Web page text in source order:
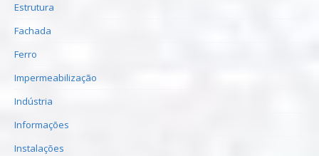
Estrutura
Fachada
Ferro
Impermeabilização
Indústria
Informações
Instalações